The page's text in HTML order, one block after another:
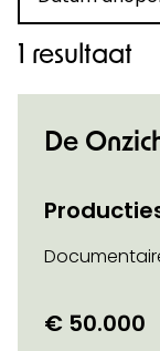
1 resultaat
De
€ 50.000